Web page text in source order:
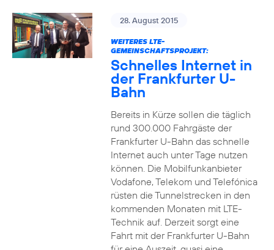
28. August 2015
WEITERES LTE-
GEMEINSCHAFTSPROJEKT:
Schnelles Internet in
der Frankfurter U-
Bahn
Bereits in Kürze sollen die täglich
rund 300.000 Fahrgäste der
Frankfurter U-Bahn das schnelle
Internet auch unter Tage nutzen
können. Die Mobilfunkanbieter
Vodafone, Telekom und Telefónica
rüsten die Tunnelstrecken in den
kommenden Monaten mit LTE-
Technik auf. Derzeit sorgt eine
Fahrt mit der Frankfurter U-Bahn